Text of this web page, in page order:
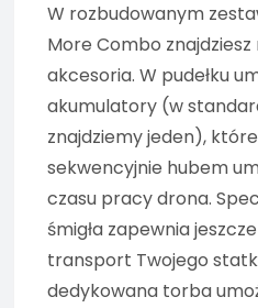
W rozbudowanym
More Combo
akcesoria. W pudełku
akumulatory (w
znajdziemy jeden),
sekwencyjnie hubem
czasu pracy drona.
śmigła zapewnia
transport Twojego
dedykowana torba